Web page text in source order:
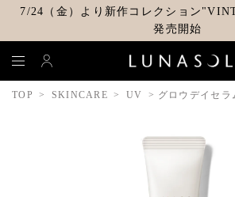
7/24（金）より新作コレクション
発売開始
TOP SKINCARE UV グロウデイセラ